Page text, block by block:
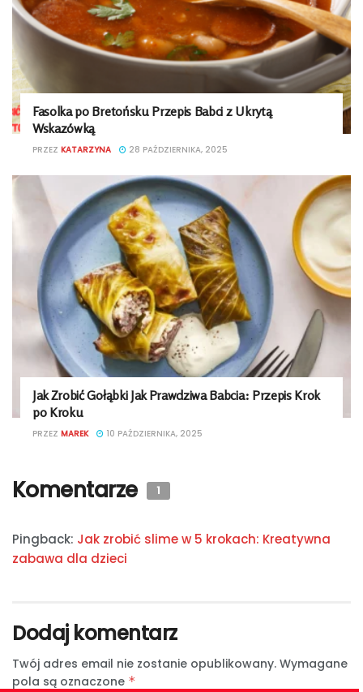
Fasolka po Bretońsku Przepis Babci z Ukrytą
Wskazówką
PRZEZ KATARZYNA 28 PAŹDZIERNIKA, 2025
Jak Zrobić Gołąbki Jak Prawdziwa Babcia: Przepis Krok
po Kroku
PRZEZ MAREK 10 PAŹDZIERNIKA, 2025
Komentarze 1
Pingback: Jak zrobić slime w 5 krokach: Kreatywna
zabawa dla dzieci
Dodaj komentarz
Twój adres email nie zostanie opublikowany. Wymagane
pola są oznaczone *